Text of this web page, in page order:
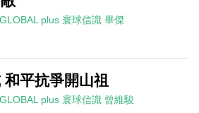
plus 寰球信識 畢傑
平抗爭開山祖
plus 寰球信識 曾維駿